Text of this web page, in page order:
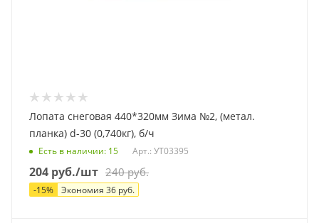
Лопата снеговая 440*320мм Зима №2, (метал.
планка) d-30 (0,740кг), б/ч
Есть в наличии: 15 Арт.: УТ03395
204 руб./шт 240руб.
-15% Экономия 36 руб.